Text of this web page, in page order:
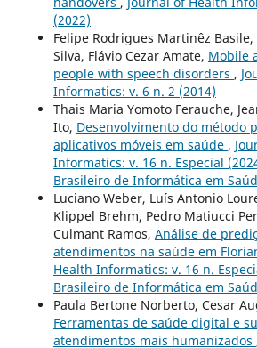
(2022)
Felipe Rodrigues Martinêz
Silva, Flávio Cezar Amate, Mobile
people with speech disorders ,
Informatics: v. 6 n. 2 (2014)
Thais Maria Yomoto Ferauche,
Ito, Desenvolvimento do método
aplicativos móveis em saúde ,
Informatics: v. 16 n. Especial
Brasileiro de Informática em
Luciano Weber, Luís Antonio
Klippel Brehm, Pedro Matiucci
Culmant Ramos, Análise de
atendimentos na saúde em
Health Informatics: v. 16 n.
Brasileiro de Informática em
Paula Bertone Norberto, Cesar
Ferramentas de saúde digital e
atendimentos mais humanizados